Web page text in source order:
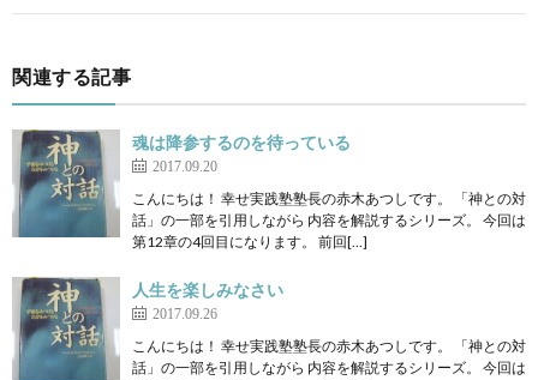
関連する記事
魂は降参するのを待っている
2017.09.20
こんにちは！ 幸せ実践塾塾長の赤木あつしです。 「神との対
話」の一部を引用しながら 内容を解説するシリーズ。 今回は
第12章の4回目になります。 前回[…]
人生を楽しみなさい
2017.09.26
こんにちは！ 幸せ実践塾塾長の赤木あつしです。 「神との対
話」の一部を引用しながら 内容を解説するシリーズ。 今回は